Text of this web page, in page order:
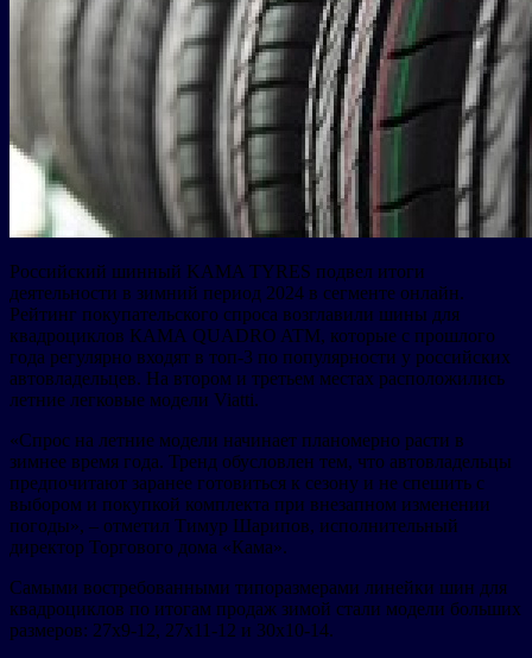
Российский шинный KAMA TYRES подвел итоги
деятельности в зимний период 2024 в сегменте онлайн.
Рейтинг покупательского спроса возглавили шины для
квадроциклов КАМА QUADRO ATM, которые с прошлого
года регулярно входят в топ-3 по популярности у российских
автовладельцев. На втором и третьем местах расположились
летние легковые модели Viatti.
«Спрос на летние модели начинает планомерно расти в
зимнее время года. Тренд обусловлен тем, что автовладельцы
предпочитают заранее готовиться к сезону и не спешить с
выбором и покупкой комплекта при внезапном изменении
погоды», – отметил Тимур Шарипов, исполнительный
директор Торгового дома «Кама».
Самыми востребованными типоразмерами линейки шин для
квадроциклов по итогам продаж зимой стали модели больших
размеров: 27х9-12, 27х11-12 и 30х10-14.